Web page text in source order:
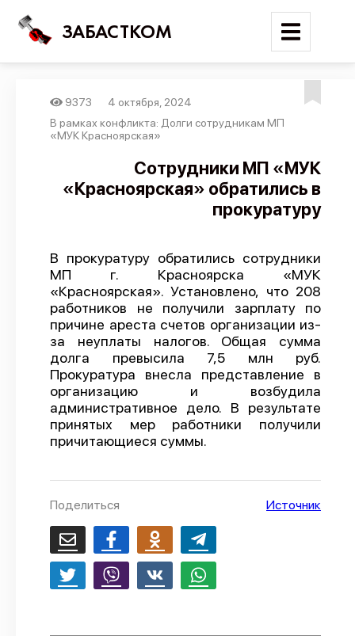
ЗАБАСТКОМ
Войти
Поиск
Новости
Карта событий
Отчеты
Предложить публикацию
Справочник
API
О проекте
Политика конфиденциальности
9373
4 октября, 2024
В рамках конфликта: Долги сотрудникам МП
«МУК Красноярская»
Сотрудники МП «МУК
«Красноярская» обратились в
прокуратуру
В прокуратуру обратились сотрудники
МП г. Красноярска «МУК
«Красноярская». Установлено, что 208
работников не получили зарплату по
причине ареста счетов организации из-
за неуплаты налогов. Общая сумма
долга превысила 7,5 млн руб.
Прокуратура внесла представление в
организацию и возбудила
административное дело. В результате
принятых мер работники получили
причитающиеся суммы.
Поделиться Источник